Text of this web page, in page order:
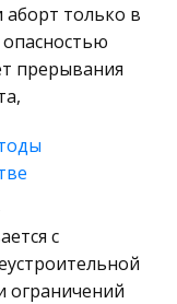
и
аборт только в
опасностью
прерывания
с
ограничений